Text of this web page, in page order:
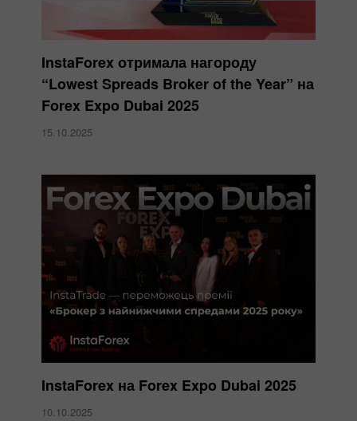
InstaForex отримала нагороду
“Lowest Spreads Broker of the Year” на
Forex Expo Dubai 2025
15.10.2025
InstaForex на Forex Expo Dubai 2025
10.10.2025